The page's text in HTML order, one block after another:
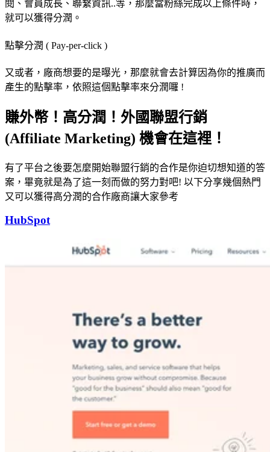
閱、會員成長、聯繫資訊..等，那麼當粉絲完成以上條件時，
就可以獲得分潤。
點擊分潤 ( Pay-per-click )
又或者，廠商想要的是曝光，那麼就會去計算因為你的推廣而
產生的點擊率，依照這個點擊率來分潤囉 !
賺外幣！高分潤！外國聯盟行銷
(Affiliate Marketing) 機會在這裡！
有了平台之後要怎麼開始聯盟行銷的合作是你迫切想知道的答
案，畢竟就是為了這一刻而做的努力對吧! 以下分享幾個熱門
又可以獲得高分潤的合作廠商讓大家參考
HubSpot